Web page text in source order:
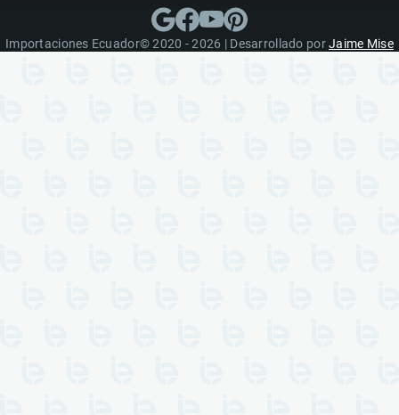
Importaciones Ecuador© 2020 - 2026 | Desarrollado porJaime Mise